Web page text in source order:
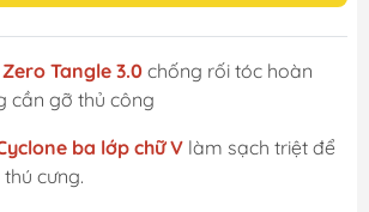
Zero Tangle 3.0 chống rối tóc hoàn
cần gỡ thủ công
ba lớp chữ V làm sạch triệt để
cưng.